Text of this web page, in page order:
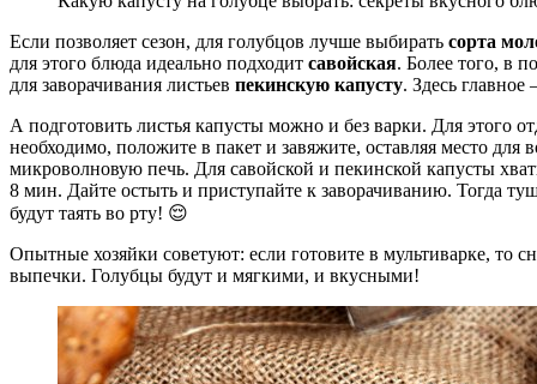
Если позволяет сезон, для голубцов лучше выбирать сорта
для этого блюда идеально подходит савойская. Более того, в
для заворачивания листьев пекинскую капусту. Здесь
А подготовить листья капусты можно и без варки. Для этого
необходимо, положите в пакет и завяжите, оставляя место для
микроволновую печь. Для савойской и пекинской капусты
8 мин. Дайте остыть и приступайте к заворачиванию. Тогда
будут таять во рту! 😌
Опытные хозяйки советуют: если готовите в мультиварке, то
выпечки. Голубцы будут и мягкими, и вкусными!